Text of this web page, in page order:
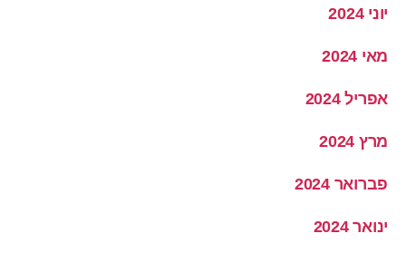
יוני 2024
מאי 2024
אפריל 2024
מרץ 2024
פברואר 2024
ינואר 2024